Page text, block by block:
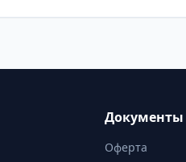
Документы
Оферта